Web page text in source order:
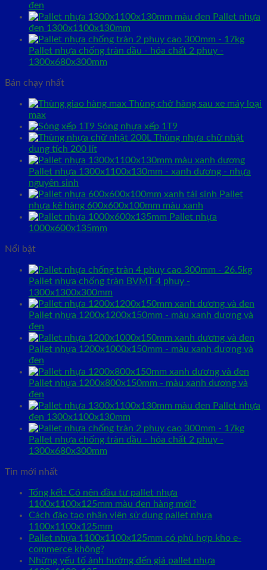
đen
Pallet nhựa
đen 1300x1100x130mm
Pallet nhựa chống tràn dầu - hóa chất 2 phuy -
1300x680x300mm
Bán chạy nhất
Thùng chở hàng sau xe máy loại
max
Sóng nhựa xếp 1T9
Thùng nhựa chữ nhật
dung tích 200 lít
Pallet nhựa 1300x1100x130mm - xanh dương - nhựa
nguyên sinh
Pallet
nhựa kê hàng 600x600x100mm màu xanh
Pallet nhựa
1000x600x135mm
Nổi bật
Pallet nhựa chống tràn BVMT 4 phuy -
1300x1300x300mm
Pallet nhựa 1200x1200x150mm - màu xanh dương và
đen
Pallet nhựa 1200x1000x150mm - màu xanh dương và
đen
Pallet nhựa 1200x800x150mm - màu xanh dương và
đen
Pallet nhựa
đen 1300x1100x130mm
Pallet nhựa chống tràn dầu - hóa chất 2 phuy -
1300x680x300mm
Tin mới nhất
Tổng kết: Có nên đầu tư pallet nhựa
1100x1100x125mm màu đen hàng mới?
Cách đào tạo nhân viên sử dụng pallet nhựa
1100x1100x125mm
Pallet nhựa 1100x1100x125mm có phù hợp kho e-
commerce không?
Những yếu tố ảnh hưởng đến giá pallet nhựa